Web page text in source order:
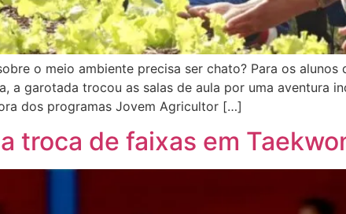
o meio ambiente precisa ser chato? Para os
a garotada trocou as salas de aula por uma aventura
dos programas Jovem Agricultor […]
troca de faixas em